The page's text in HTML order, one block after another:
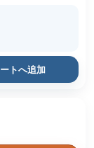
トへ追加